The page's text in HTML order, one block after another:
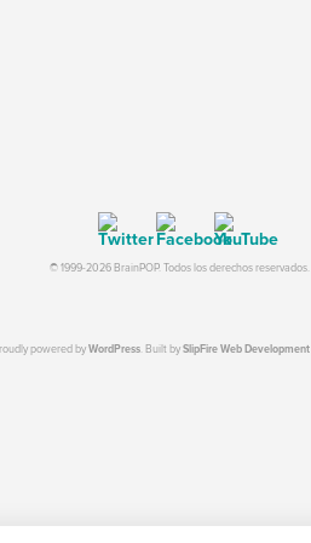
© 1999-2026 BrainPOP. Todos los derechos reservados.
powered byWordPress. Built bySlipFire Web Development